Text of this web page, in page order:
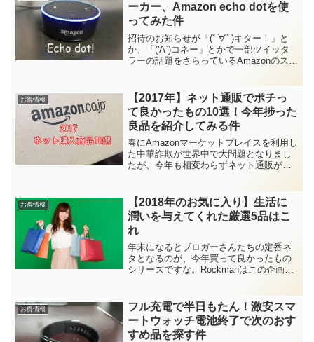
ーカー、Amazon echo dotを使
ってみた件
招待のお知らせが「(ﾟ∀ﾟ)キター！」と
か、「('A`)コネー」とかで一部ツイッタ
ラーの話題をさらっているAmazonのスマ
選ばれる基準がさっぱり分かりません
が、どう...
お得情報
【2017年】ネット通販でポチっ
て良かったもの10選！今年捗った
良品を紹介してみる件
春にAmazonマーケットプレイスを利用し
た中華詐欺が世界中で大問題となりまし
たが、今年も相変わらずネット通販が捗
もないことwww正直いって、考えたくあ
りません。がッ！...
お得情報
【2018年のお気に入り】生活に
潤いを与えてくれた厳選5品はこ
れ
年末になるとブロガーさんたちの定番ネ
タとなるのが、今年買って良かったもの
シリーズですな。Rockmanはこの企画を
タクシも昨年に引き続き、今年買って良
かった厳選アイテム...
お得情報
フル充電で半日もたん！激安スマ
ートウォッチ電池終了で次のおす
すめ品を探す件